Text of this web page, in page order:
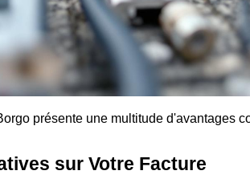
présente une multitude d'avantages
sur Votre Facture